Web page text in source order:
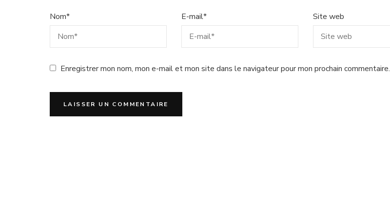
Nom* E-mail* Site web
Enregistrer mon nom, mon e-mail et mon site dans le navigateur pour mon prochain commentaire.